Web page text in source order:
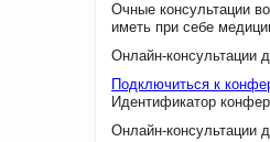
Очные консультации
иметь при себе
Онлайн-консультации
Подключиться к
Идентификатор
Онлайн-консультации